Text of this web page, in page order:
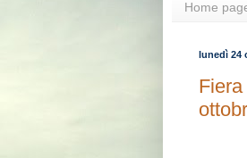
Home
lunedì 24